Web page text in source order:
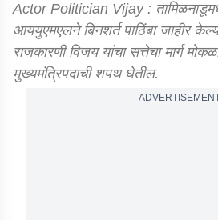
Actor Politician Vijay :
आययुएमएलने बिनशर्त पाठिंबा जाहीर
राजकारणी विजय यांचा सत्तेचा मार्ग
मुख्यमंत्रिपदाची शपथ घेतील.